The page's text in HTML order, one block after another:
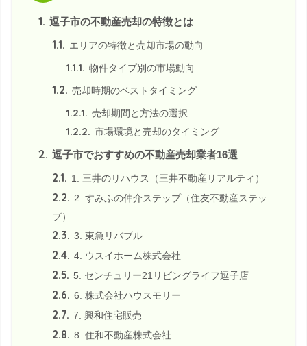
1. 逗子市の不動産売却の特徴とは
1.1. エリアの特徴と売却市場の動向
1.1.1. 物件タイプ別の市場動向
1.2. 売却時期のベストタイミング
1.2.1. 売却期間と方法の選択
1.2.2. 市場環境と売却のタイミング
2. 逗子市でおすすめの不動産売却業者16選
2.1. 1. 三井のリハウス（三井不動産リアルティ）
2.2. 2. すみふの仲介ステップ（住友不動産ステッ
プ）
2.3. 3. 東急リバブル
2.4. 4. ウスイホーム株式会社
2.5. 5. センチュリー21リビングライフ逗子店
2.6. 6. 株式会社ハウスモリー
2.7. 7. 興和住宅販売
2.8. 8. 住和不動産株式会社